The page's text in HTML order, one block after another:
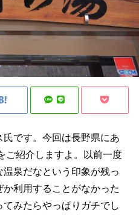
です。今回は長野県にあ
ご紹介しますよ。以前一度
泉だなという印象が残っ
利用することがなかった
みたらやっぱりガチでし